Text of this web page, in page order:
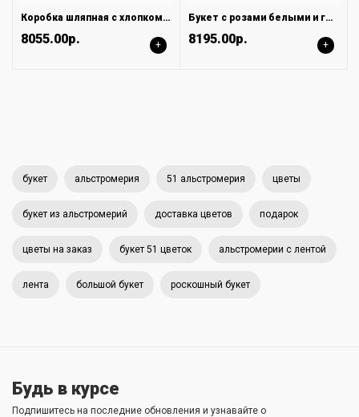
Коробка шляпная с хлопком и кустовой красной розой
8055.00р. +
Букет с розами белыми и герберой
8195.00р. +
букет альстромерия 51 альстромерия цветы
букет из альстромерий доставка цветов подарок
цветы на заказ букет 51 цветок альстромерии с лентой
лента большой букет роскошный букет
Будь в курсе
Подпишитесь на последние обновления и узнавайте о